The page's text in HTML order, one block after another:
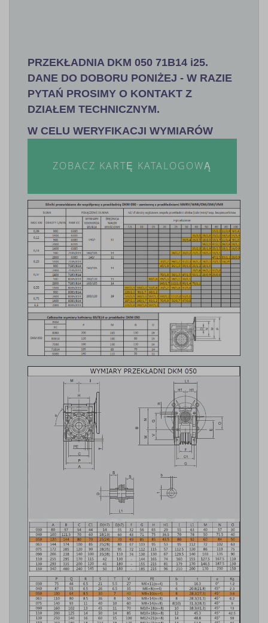
PRZEKŁADNIA DKM 050 71B14 i25.
DANE DO DOBORU PONIŻEJ - W RAZIE
PYTAŃ PROSIMY O KONTAKT Z
DZIAŁEM TECHNICZNYM.
W CELU WERYFIKACJI WYMIARÓW
ZOBACZ KARTĘ KATALOGOWĄ